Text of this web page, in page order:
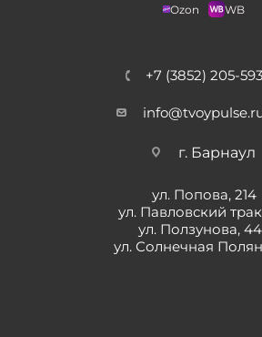
Ozon WB
+7 (3852) 205-593
г. Барнаул
ул. Попова, 214
ул. Павловский
ул. Ползунова,
ул. Солнечная